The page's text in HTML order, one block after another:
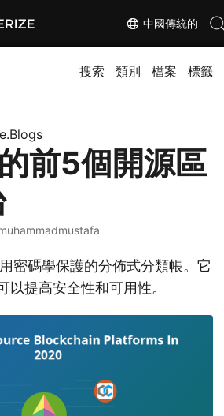
中國傳統的
搜索 類別 檔案 標籤
前5個開源區
muhammadmustafa
密碼學保護的分佈式分類帳。它
以提高安全性和可用性。